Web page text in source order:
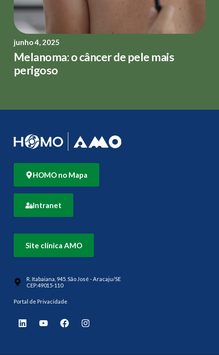
junho 4, 2025
Melanoma: o câncer de pele mais
perigoso
HOMO no Mapa
Intranet
Site clínica AMO
R. Itabaiana, 945. São José - Aracaju/SE
CEP:49015-110
Portal de Privacidade